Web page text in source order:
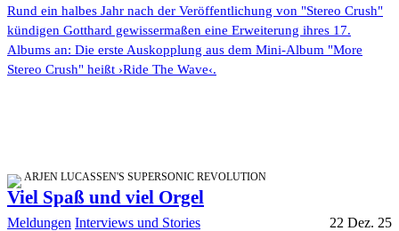
Rund ein halbes Jahr nach der Veröffentlichung von "Stereo Crush"
kündigen Gotthard gewissermaßen eine Erweiterung ihres 17.
Albums an: Die erste Auskopplung aus dem Mini-Album "More
Stereo Crush" heißt ›Ride The Wave‹.
ARJEN LUCASSEN'S SUPERSONIC REVOLUTION
Viel Spaß und viel Orgel
Meldungen Interviews und Stories 22 Dez. 25